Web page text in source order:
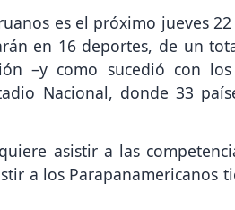
es el próximo jueves
en 16 deportes, de un
–y como sucedió con los
Nacional, donde 33
asistir a las
a los Parapanamericanos